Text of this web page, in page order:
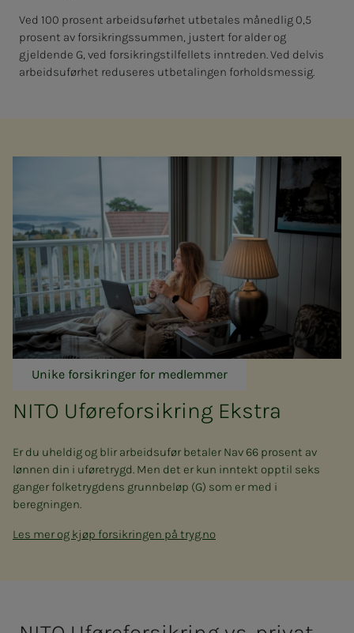
Ved 100 prosent arbeidsuførhet utbetales månedlig 0,5
prosent av forsikringssummen, justert for alder og
gjeldende G, ved forsikringstilfellets inntreden. Ved delvis
arbeidsuførhet reduseres utbetalingen forholdsmessig.
Unike forsikringer for medlemmer
NITO Uføre­­for­­sik­ring Eks­tra
Er du uheldig og blir arbeidsufør betaler Nav 66 prosent av
lønnen din i uføretrygd. Men det er kun inntekt opptil seks
ganger folketrygdens grunnbeløp (G) som er med i
beregningen.
Les mer og kjøp forsikringen på tryg.no